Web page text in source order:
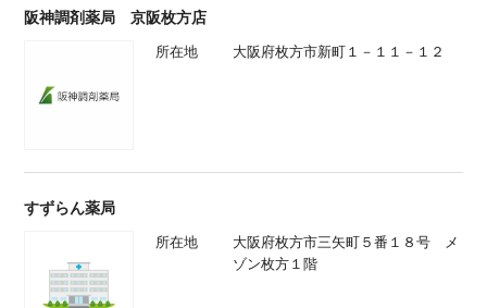
阪神調剤薬局 京阪枚方店
所在地 大阪府枚方市新町１－１１－１２
すずらん薬局
所在地
大阪府枚方市三矢町５番１８号 メ
ゾン枚方１階